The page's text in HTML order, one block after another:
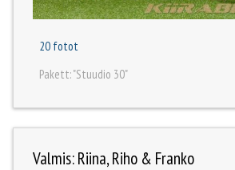
20 fotot
Pakett: "Stuudio 30"
Valmis: Riina, Riho & Franko